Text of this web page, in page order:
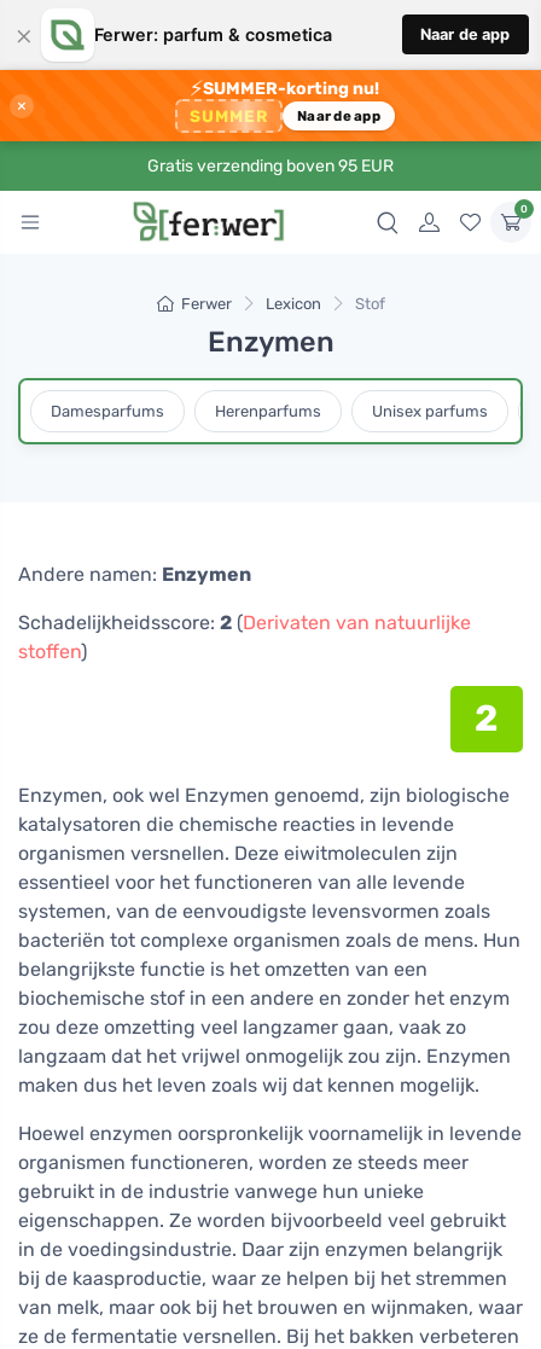
× Ferwer: parfum & cosmetica Naar de app
×
⚡SUMMER-korting nu!
SUMMER Naar de app
Gratis verzending boven 95 EUR
0
Ferwer Lexicon Stof
Enzymen
Damesparfums Herenparfums Unisex parfums
Andere namen: Enzymen
Schadelijkheidsscore: 2 (Derivaten van natuurlijke
stoffen)
2
Enzymen, ook wel Enzymen genoemd, zijn biologische
katalysatoren die chemische reacties in levende
organismen versnellen. Deze eiwitmoleculen zijn
essentieel voor het functioneren van alle levende
systemen, van de eenvoudigste levensvormen zoals
bacteriën tot complexe organismen zoals de mens. Hun
belangrijkste functie is het omzetten van een
biochemische stof in een andere en zonder het enzym
zou deze omzetting veel langzamer gaan, vaak zo
langzaam dat het vrijwel onmogelijk zou zijn. Enzymen
maken dus het leven zoals wij dat kennen mogelijk.
Hoewel enzymen oorspronkelijk voornamelijk in levende
organismen functioneren, worden ze steeds meer
gebruikt in de industrie vanwege hun unieke
eigenschappen. Ze worden bijvoorbeeld veel gebruikt
in de voedingsindustrie. Daar zijn enzymen belangrijk
bij de kaasproductie, waar ze helpen bij het stremmen
van melk, maar ook bij het brouwen en wijnmaken, waar
ze de fermentatie versnellen. Bij het bakken verbeteren